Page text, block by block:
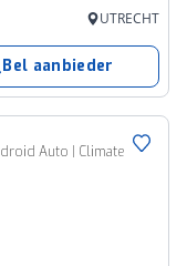
UTRECHT
Bel aanbieder
Auto | Climate